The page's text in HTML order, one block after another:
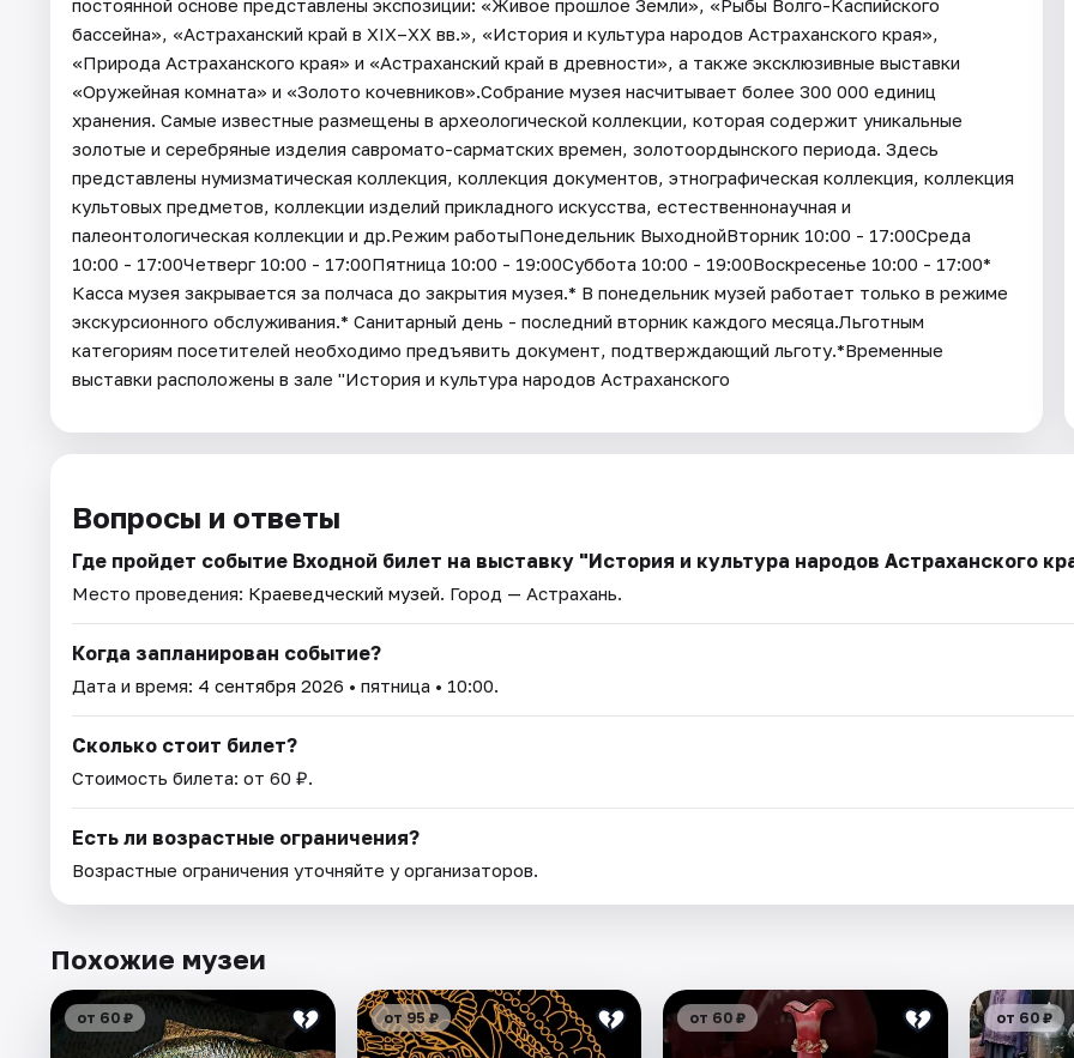
постоянной основе представлены экспозиции: «Живое прошлое Земли», «Рыбы Волго-Каспийского
бассейна», «Астраханский край в XIX–XX вв.», «История и культура народов Астраханского края»,
«Природа Астраханского края» и «Астраханский край в древности», а также эксклюзивные выставки
«Оружейная комната» и «Золото кочевников».Собрание музея насчитывает более 300 000 единиц
хранения. Самые известные размещены в археологической коллекции, которая содержит уникальные
золотые и серебряные изделия савромато-сарматских времен, золотоордынского периода. Здесь
представлены нумизматическая коллекция, коллекция документов, этнографическая коллекция, коллекция
культовых предметов, коллекции изделий прикладного искусства, естественнонаучная и
палеонтологическая коллекции и др.Режим работыПонедельник ВыходнойВторник 10:00 - 17:00Среда
10:00 - 17:00Четверг 10:00 - 17:00Пятница 10:00 - 19:00Суббота 10:00 - 19:00Воскресенье 10:00 - 17:00*
Касса музея закрывается за полчаса до закрытия музея.* В понедельник музей работает только в режиме
экскурсионного обслуживания.* Санитарный день - последний вторник каждого месяца.Льготным
категориям посетителей необходимо предъявить документ, подтверждающий льготу.*Временные
выставки расположены в зале "История и культура народов Астраханского
Вопросы и ответы
Где пройдет событие Входной билет на выставку "История и культура народов Астраханского
Место проведения: Краеведческий музей. Город — Астрахань.
Когда запланирован событие?
Дата и время: 4 сентября 2026 • пятница • 10:00.
Сколько стоит билет?
Стоимость билета: от 60 ₽.
Есть ли возрастные ограничения?
Возрастные ограничения уточняйте у организаторов.
Похожие музеи
от 60 ₽ от 95 ₽ от 60 ₽ от 60 ₽